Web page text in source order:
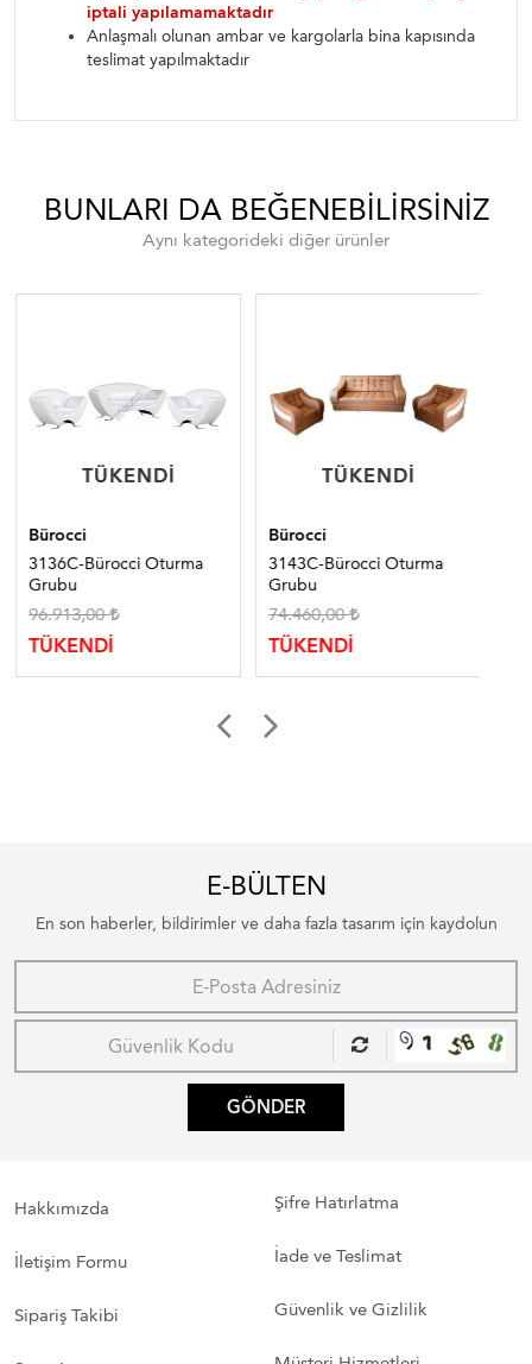
iptali yapılamamaktadır
Anlaşmalı olunan ambar ve kargolarla bina kapısında
teslimat yapılmaktadır
BUNLARI DA BEĞENEBILIRSINIZ
Aynı kategorideki diğer ürünler
TÜKENDI
TÜKENDI
Bürocci
3136C-Bürocci Oturma
Grubu
96.913,00
TÜKENDİ
TÜKENDI
TÜKENDI
Bürocci
3143C-Bürocci Oturma
Grubu
74.460,00
TÜKENDİ
E-BÜLTEN
En son haberler, bildirimler ve daha fazla tasarım için kaydolun
GÖNDER
Hakkımızda
İletişim Formu
Sipariş Takibi
Şifre Hatırlatma
İade ve Teslimat
Güvenlik ve Gizlilik